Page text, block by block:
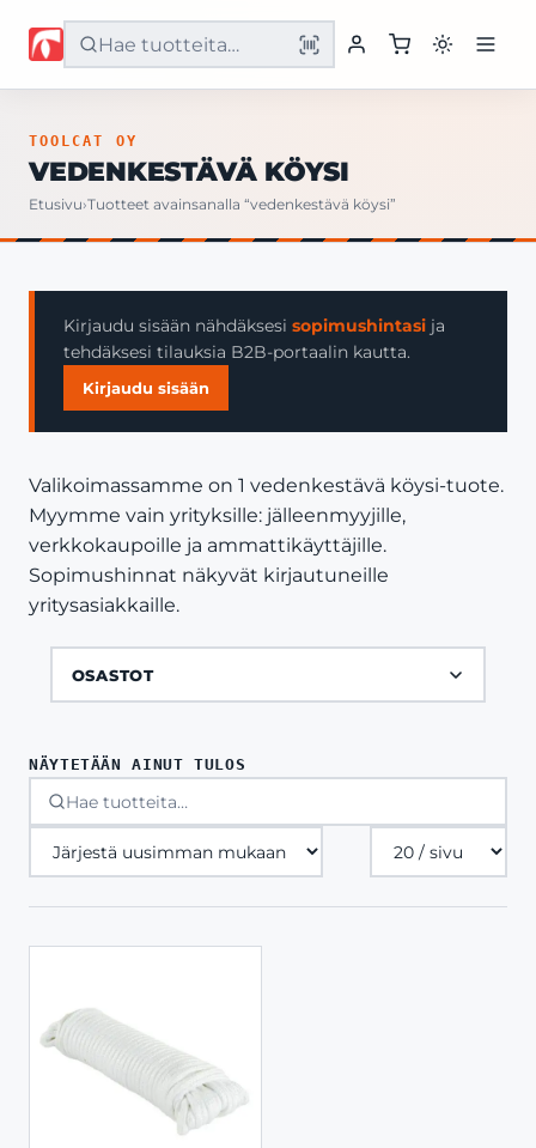
Etusivu
Yritys
Yhteystiedot
TOOLCAT OY
VEDENKESTÄVÄ KÖYSI
Etusivu›Tuotteet avainsanalla “vedenkestävä köysi”
Kirjaudu sisään nähdäksesi sopimushintasi ja
tehdäksesi tilauksia B2B-portaalin kautta.
Kirjaudu sisään
Valikoimassamme on 1 vedenkestävä köysi-tuote.
Myymme vain yrityksille: jälleenmyyjille,
verkkokaupoille ja ammattikäyttäjille.
Sopimushinnat näkyvät kirjautuneille
yritysasiakkaille.
OSASTOT
NÄYTETÄÄN AINUT TULOS
Tuotteita
sivulla